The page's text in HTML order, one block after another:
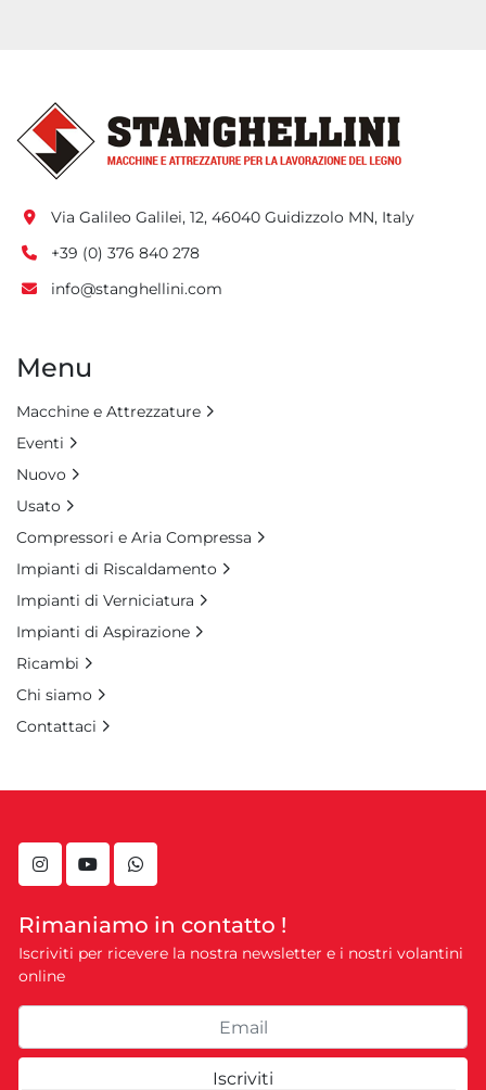
instagramyoutubewhatsapp
Rimaniamo in contatto !
Iscriviti per ricevere la nostra newsletter e i nostri volantini
online
Iscriviti
Via Galileo Galilei, 12, 46040 Guidizzolo MN, Italy
+39 (0) 376 840 278
info@stanghellini.com
Menu
Macchine e Attrezzature
Eventi
Nuovo
Usato
Compressori e Aria Compressa
Impianti di Riscaldamento
Impianti di Verniciatura
Impianti di Aspirazione
Ricambi
Chi siamo
Contattaci